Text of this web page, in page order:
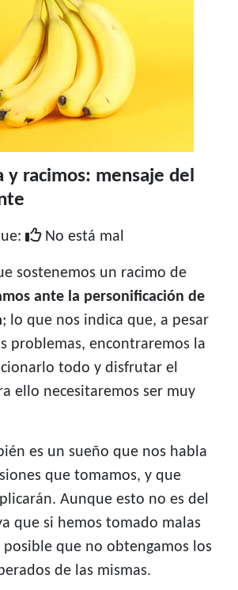
y racimos: mensaje del
No está mal
sostenemos un racimo de
ante la personificación de
; lo que nos indica que, a pesar
problemas, encontraremos la
todo y disfrutar el
ello necesitaremos ser muy
es un sueño que nos habla
que tomamos, y que
Aunque esto no es del
que si hemos tomado malas
posible que no obtengamos los
de las mismas.